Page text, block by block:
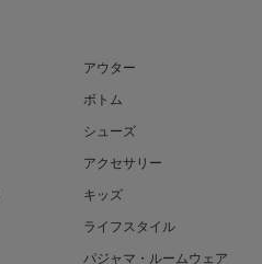
アウター
ボトム
シューズ
アクセサリー
キッズ
ライフスタイル
パジャマ・ルームウェア